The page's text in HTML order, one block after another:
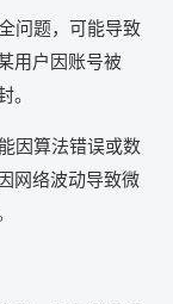
问题，可能导致
用户因账号被
。
因算法错误或数
网络波动导致微